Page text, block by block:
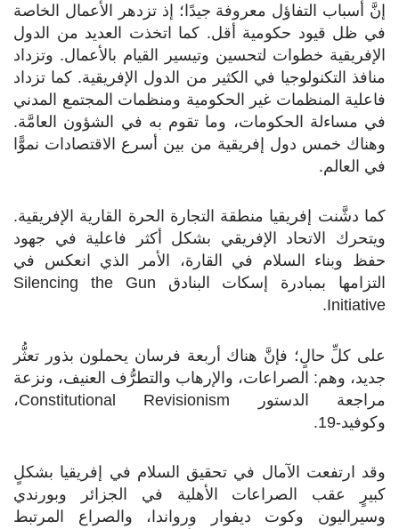
إنَّ أسباب التفاؤل معروفة جيدًا؛ إذ تزدهر الأعمال الخاصة
في ظل قيود حكومية أقل. كما اتخذت العديد من الدول
الإفريقية خطوات لتحسين وتيسير القيام بالأعمال. وتزداد
منافذ التكنولوجيا في الكثير من الدول الإفريقية. كما تزداد
فاعلية المنظمات غير الحكومية ومنظمات المجتمع المدني
في مساءلة الحكومات، وما تقوم به في الشؤون العامَّة.
وهناك خمس دول إفريقية من بين أسرع الاقتصادات نموًّا
في العالم.
كما دشَّنت إفريقيا منطقة التجارة الحرة القارية الإفريقية.
ويتحرك الاتحاد الإفريقي بشكل أكثر فاعلية في جهود
حفظ وبناء السلام في القارة، الأمر الذي انعكس في
التزامها بمبادرة إسكات البنادق Silencing the Gun
Initiative
.
على كلِّ حالٍ؛ فإنَّ هناك أربعة فرسان يحملون بذور تعثُّر
جديد، وهم: الصراعات، والإرهاب والتطرُّف العنيف، ونزعة
مراجعة الدستور Constitutional Revisionism،
وكوفيد-19.
وقد ارتفعت الآمال في تحقيق السلام في إفريقيا بشكلٍ
كبيرٍ عقب الصراعات الأهلية في الجزائر وبورندي
وسيراليون وكوت ديفوار ورواندا، والصراع المرتبط